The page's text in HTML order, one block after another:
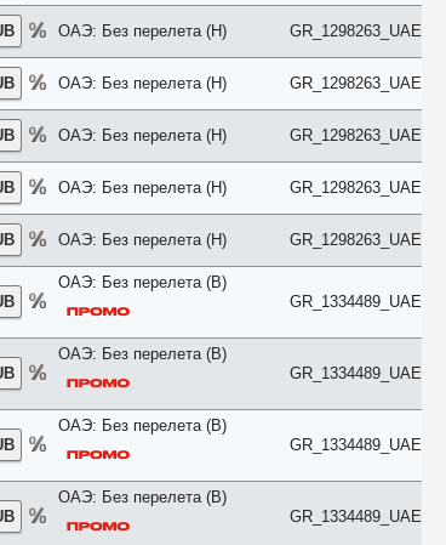
Imperial
Inland View
Jacuzzi
King/Twin
Kitchen
Lagoon
Land
Large
Loft
Lounge
Luxury
Maisonette
Mansard
Marina View
Master Suite
No Air Conditioner
No Kitchen
ОАЭ: Без перелета (H) GR_1298263_UAE
ОАЭ: Без перелета (H) GR_1298263_UAE
ОАЭ: Без перелета (H) GR_1298263_UAE
ОАЭ: Без перелета (H) GR_1298263_UAE
ОАЭ: Без перелета (H) GR_1298263_UAE
ОАЭ: Без перелета (B)
GR_1334489_UAE
ОАЭ: Без перелета (B)
GR_1334489_UAE
ОАЭ: Без перелета (B)
GR_1334489_UAE
ОАЭ: Без перелета (B)
GR_1334489_UAE